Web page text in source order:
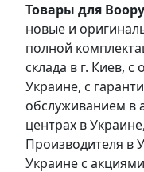
Товары для
новые и
полной
склада в г. Киев,
Украине, с
обслуживанием в
центрах в
Производителя в
Украине с